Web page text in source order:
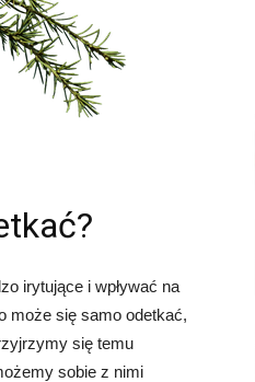
irytujące i wpływać na
może się samo odetkać,
się temu
sobie z nimi